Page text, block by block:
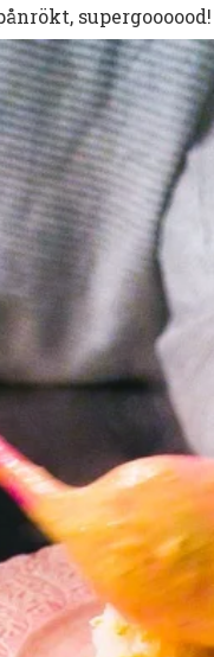
supergoooood!